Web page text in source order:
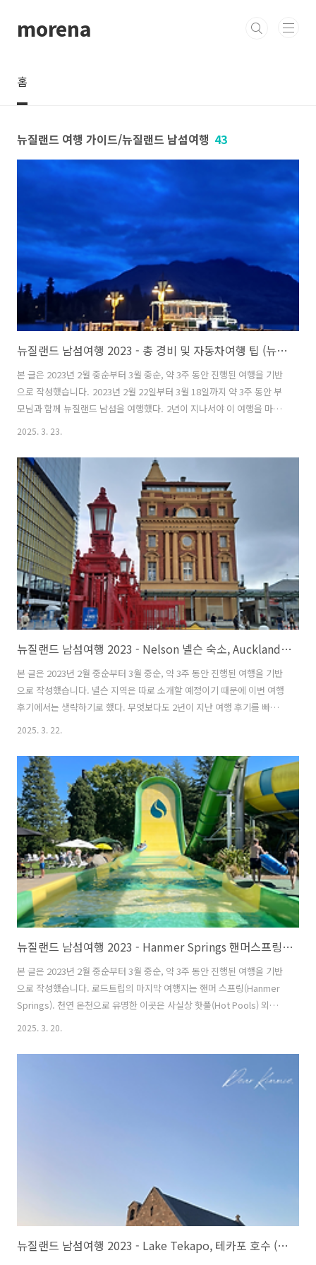
morena
홈
뉴질랜드 여행 가이드/뉴질랜드 남섬여행 43
뉴질랜드 남섬여행 2023 - 총 경비 및 자동차여행 팁 (뉴질랜드 로드트립, 뉴질랜드 남섬 자유여행, 뉴질랜드 자동차여행)
본 글은 2023년 2월 중순부터 3월 중순, 약 3주 동안 진행된 여행을 기반
으로 작성했습니다. 2023년 2월 22일부터 3월 18일까지 약 3주 동안 부
모님과 함께 뉴질랜드 남섬을 여행했다. 2년이 지나서야 이 여행을 마무
리하는 글을 쓰게 되다니, 시간이 흐르면서 세세한 기억이 희미해진 것이
를 지어야 다음 여행 기록을 이어갈 수 있기 때문이다. 여행 비용을 좀 더
현실적으로 공유하고 싶었지만, 이미 시간이 많이 흘렀고 기름값을 따로
기록하지 않았던 점, 외식과 직접 요리를 병행하면서 식비를 정확히 정리
하기 어려운 점 때문에 대략적인 금액만 정리할 수 있었다. 그래도 남아
있는 기록을 바탕으로 숙소 비용과 액티비티 비용을 정리했다..
2025. 3. 23.
뉴질랜드 남섬여행 2023 - Nelson 넬슨 숙소, Auckland 오클랜드 숙소 (넬슨 숙소, 오클랜드 숙소, 뉴질랜드 로드트립, 뉴질랜드 남섬 자유여행, 뉴질랜드 자동차여행)
본 글은 2023년 2월 중순부터 3월 중순, 약 3주 동안 진행된 여행을 기반
으로 작성했습니다. 넬슨 지역은 따로 소개할 예정이기 때문에 이번 여행
후기에서는 생략하기로 했다. 무엇보다도 2년이 지난 여행 후기를 빠르
게 마무리하고 싶은 마음이 크고, 현재 내가 넬슨에 살고 있기 때문에 최
Beachcomber Hotel📍 주소: 23 Beach Road, Tahunanui, Nelson,
New Zealand📅 숙박 기간: 2023년 2월 22일~24일(2박 3일) + 3월 14
일 ~ 3월 17일 (4박 5일)💵 가격: NZD 684.90 (약 NZD 174.82/1박)🛏
객실 유형: Kitchen Studio (maximum ..
2025. 3. 22.
뉴질랜드 남섬여행 2023 - Hanmer Springs 핸머스프링 (핸머스프링 핫풀, Hanmer Springs Hot Pools, 핸머스프링 숙소, 뉴질랜드 로드트립, 뉴질랜드 남섬 자유여행, 뉴질랜드 자동차여행)
본 글은 2023년 2월 중순부터 3월 중순, 약 3주 동안 진행된 여행을 기반
으로 작성했습니다. 로드트립의 마지막 여행지는 핸머 스프링(Hanmer
Springs). 천연 온천으로 유명한 이곳은 사실상 핫풀(Hot Pools) 외에
는 특별한 관광지가 없는 아주 적은 마을이다. 남섬 최대 도시인 크라이
거리에 위치한 이곳은, 마치 서울 사람들이 주말에 경기도나 근교로 떠나
는 것처럼 크라이스트처치나 넬슨에서 주말 여행지로 많이 찾는 곳이다.
그만큼 동네 자체는 작고 조용하다. 슈퍼마켓은 포스퀘어(Four Square)
2025. 3. 20.
뉴질랜드 남섬여행 2023 - Lake Tekapo, 테카포 호수 (테카포 호수 숙소, 테카포 호수, 헬리콥터 투어, 마운트쿡 빙하투어, 뉴질랜드 로드트립, 뉴질랜드 남섬 자유여행, 뉴질랜드 자동차여행)